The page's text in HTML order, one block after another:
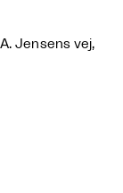
Jensens vej,